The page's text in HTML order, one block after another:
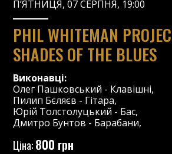
П’ЯТНИЦЯ, 07 СЕРПНЯ, 19:00
PHIL WHITEMAN
SHADES OF THE BLUES
Виконавці:
Олег Пашковський - Клавішні,
Пилип Бєляєв - Гітара,
Юрій Толстолуцький - Бас,
Дмитро Бунтов - Барабани,
Ціна:800 грн